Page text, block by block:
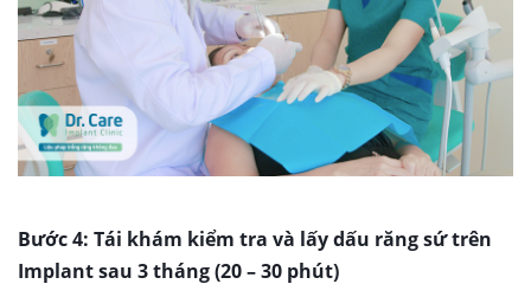
Bước 4: Tái khám kiểm tra và lấy dấu răng sứ trên
Implant sau 3 tháng (20 – 30 phút)